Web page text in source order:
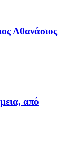
Αθανάσιος
από